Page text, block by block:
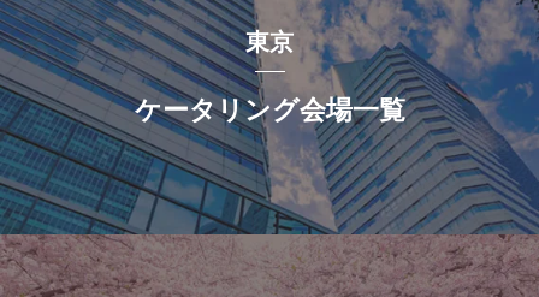
東京
ケータリング会場一覧